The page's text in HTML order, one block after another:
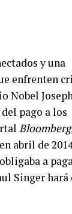
y una
enfrenten
Nobel
pago a los
Bloomberg
abril de
a
Singer hará